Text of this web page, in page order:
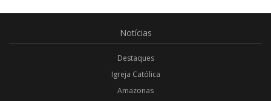
Notícias
Destaques
Igreja Católica
Amazonas